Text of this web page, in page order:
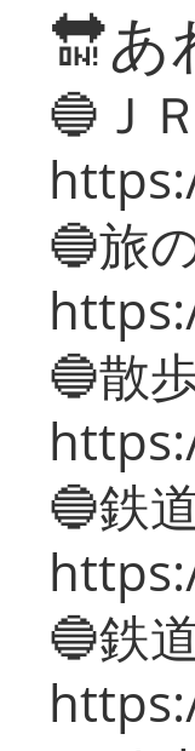
🔛あ
🔵Ｊ
🔵旅
🔵散
🔵鉄
🔵鉄